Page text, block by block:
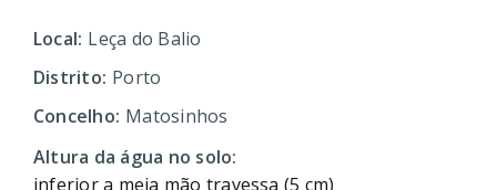
Local: Leça do Balio
Distrito: Porto
Concelho: Matosinhos
Altura da água no solo:
inferior a meia mão travessa (5 cm)